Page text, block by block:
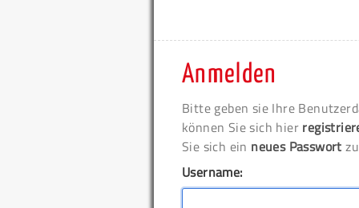
Anmelden
Bitte geben sie Ihre
können Sie sich hier
Sie sich ein neues Passwort
Username: